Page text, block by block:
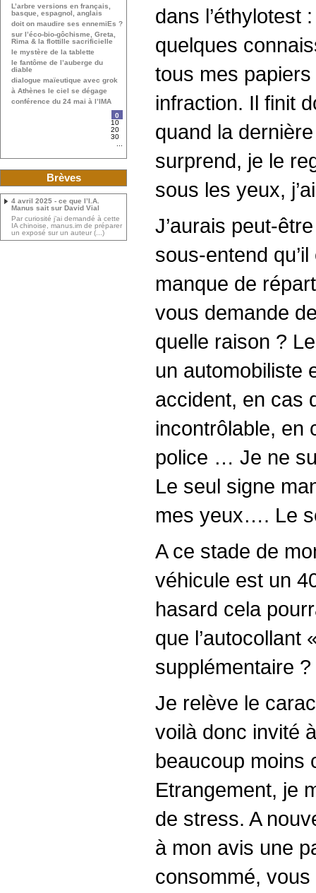
dans l’éthylotest
quelques
tous mes
infraction. Il finit
quand la
surprend, je le
sous les yeux,
J’aurais peut-
sous-entend
manque de
vous demande
quelle raison ?
un automobiliste
accident, en cas
incontrôlable, en
police … Je ne
Le seul signe
mes yeux…. Le
A ce stade de
véhicule est un
hasard cela
que l’autocollant
supplémentaire ?
Je relève le
voilà donc invité
beaucoup moins
Etrangement, je
de stress. A
à mon avis une
consommé, vous
L’arbre versions en français,
basque, espagnol, anglais
doit on maudire ses ennemiEs ?
sur l’éco-bio-gôchisme, Greta,
Rima & la flottille sacrificielle
le mystère de la tablette
le fantôme de l’auberge du
diable
dialogue maïeutique avec grok
à Athènes le ciel se dégage
conférence du 24 mai à l’IMA
0
10
20
30
Brèves
4 avril 2025 - ce que l’I.A.
Manus sait sur David Vial
Par curiosité j’ai demandé à cette
IA chinoise, manus.im de préparer
un exposé sur un auteur (...)